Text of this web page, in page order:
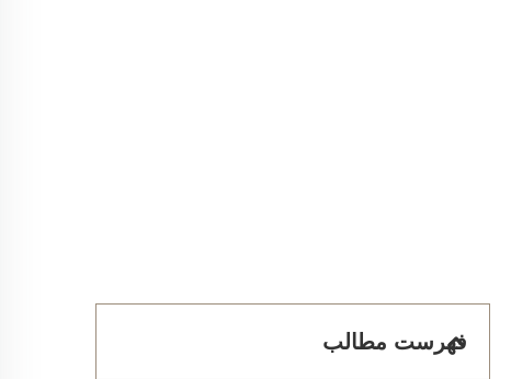
فهرست مطالب